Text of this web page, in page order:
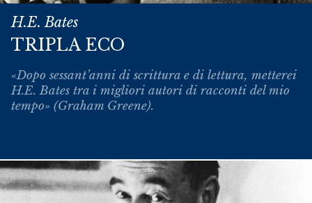
H.E. Bates
TRIPLA ECO
«Dopo sessant’anni di scrittura e di lettura, metterei
H.E. Bates tra i migliori autori di racconti del mio
tempo» (Graham Greene).